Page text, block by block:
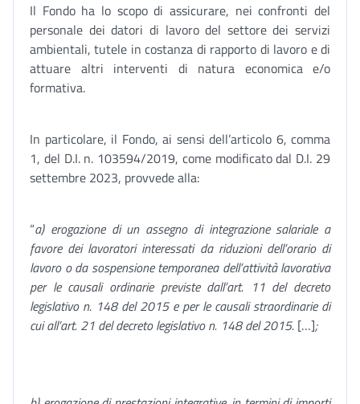
Il Fondo ha lo scopo di assicurare, nei confronti del
personale dei datori di lavoro del settore dei servizi
ambientali, tutele in costanza di rapporto di lavoro e di
attuare altri interventi di natura economica e/o
formativa.
In particolare, il Fondo, ai sensi dell’articolo 6, comma
1, del D.I. n. 103594/2019, come modificato dal D.I. 29
settembre 2023, provvede alla:
“a) erogazione di un assegno di integrazione salariale a
favore dei lavoratori interessati da riduzioni dell’orario di
lavoro o da sospensione temporanea dell’attività lavorativa
per le causali ordinarie previste dall’art. 11 del decreto
legislativo n. 148 del 2015 e per le causali straordinarie di
cui all’art. 21 del decreto legislativo n. 148 del 2015. […];